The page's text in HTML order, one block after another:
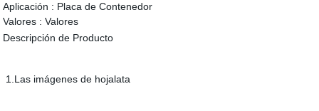
Aplicación : Placa de Contenedor
Valores : Valores
Descripción de Producto
1.Las imágenes de hojalata